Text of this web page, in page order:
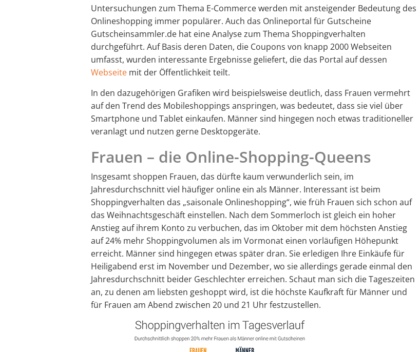
Untersuchungen zum Thema E-Commerce werden mit ansteigender Bedeutung des
Onlineshopping immer populärer. Auch das Onlineportal für Gutscheine
Gutscheinsammler.de hat eine Analyse zum Thema Shoppingverhalten
durchgeführt. Auf Basis deren Daten, die Coupons von knapp 2000 Webseiten
umfasst, wurden interessante Ergebnisse geliefert, die das Portal auf dessen
Webseite mit der Öffentlichkeit teilt.
In den dazugehörigen Grafiken wird beispielsweise deutlich, dass Frauen vermehrt
auf den Trend des Mobileshoppings anspringen, was bedeutet, dass sie viel über
Smartphone und Tablet einkaufen. Männer sind hingegen noch etwas traditioneller
veranlagt und nutzen gerne Desktopgeräte.
Frauen – die Online-Shopping-Queens
Insgesamt shoppen Frauen, das dürfte kaum verwunderlich sein, im
Jahresdurchschnitt viel häufiger online ein als Männer. Interessant ist beim
Shoppingverhalten das „saisonale Onlineshopping“, wie früh Frauen sich schon auf
das Weihnachtsgeschäft einstellen. Nach dem Sommerloch ist gleich ein hoher
Anstieg auf ihrem Konto zu verbuchen, das im Oktober mit dem höchsten Anstieg
auf 24% mehr Shoppingvolumen als im Vormonat einen vorläufigen Höhepunkt
erreicht. Männer sind hingegen etwas später dran. Sie erledigen Ihre Einkäufe für
Heiligabend erst im November und Dezember, wo sie allerdings gerade einmal den
Jahresdurchschnitt beider Geschlechter erreichen. Schaut man sich die Tageszeiten
an, zu denen am liebsten geshoppt wird, ist die höchste Kaufkraft für Männer und
für Frauen am Abend zwischen 20 und 21 Uhr festzustellen.